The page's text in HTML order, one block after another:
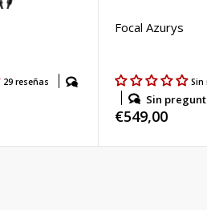
29 reseñas
Focal Azurys
Sin
Sin
Precio
€549,00